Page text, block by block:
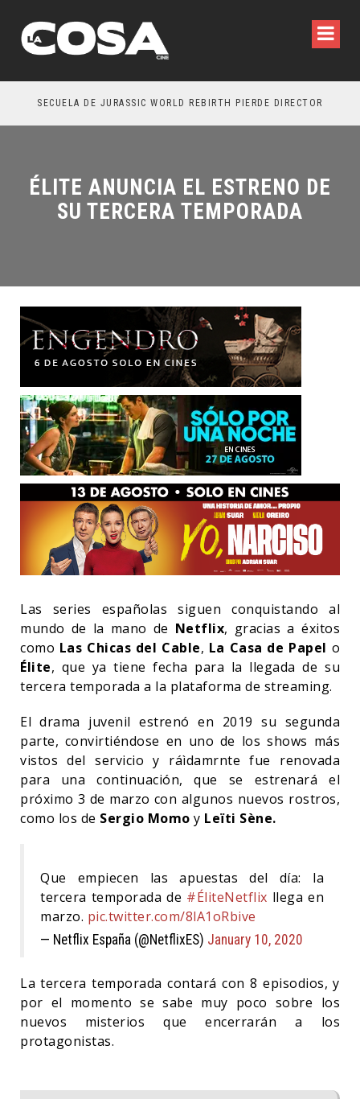
SECUELA DE JURASSIC WORLD REBIRTH PIERDE DIRECTOR
ÉLITE ANUNCIA EL ESTRENO DE
SU TERCERA TEMPORADA
Las series españolas siguen conquistando al
mundo de la mano de Netflix, gracias a éxitos
como Las Chicas del Cable, La Casa de Papel o
Élite, que ya tiene fecha para la llegada de su
tercera temporada a la plataforma de streaming.
El drama juvenil estrenó en 2019 su segunda
parte, convirtiéndose en uno de los shows más
vistos del servicio y ráìdamrnte fue renovada
para una continuación, que se estrenará el
próximo 3 de marzo con algunos nuevos rostros,
como los de Sergio Momo y Leïti Sène.
Que empiecen las apuestas del día: la
tercera temporada de #ÉliteNetflix llega en
marzo. pic.twitter.com/8lA1oRbive
— Netflix España (@NetflixES) January 10, 2020
La tercera temporada contará con 8 episodios, y
por el momento se sabe muy poco sobre los
nuevos misterios que encerrarán a los
protagonistas.